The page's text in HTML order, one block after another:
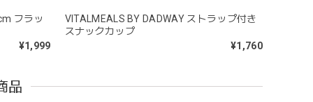
問題なし^ ^ありがとうございました♡
フラッ
¥1,999
VITALMEALS BY DADWAY ストラップ付き
スナックカップ
¥1,760
品